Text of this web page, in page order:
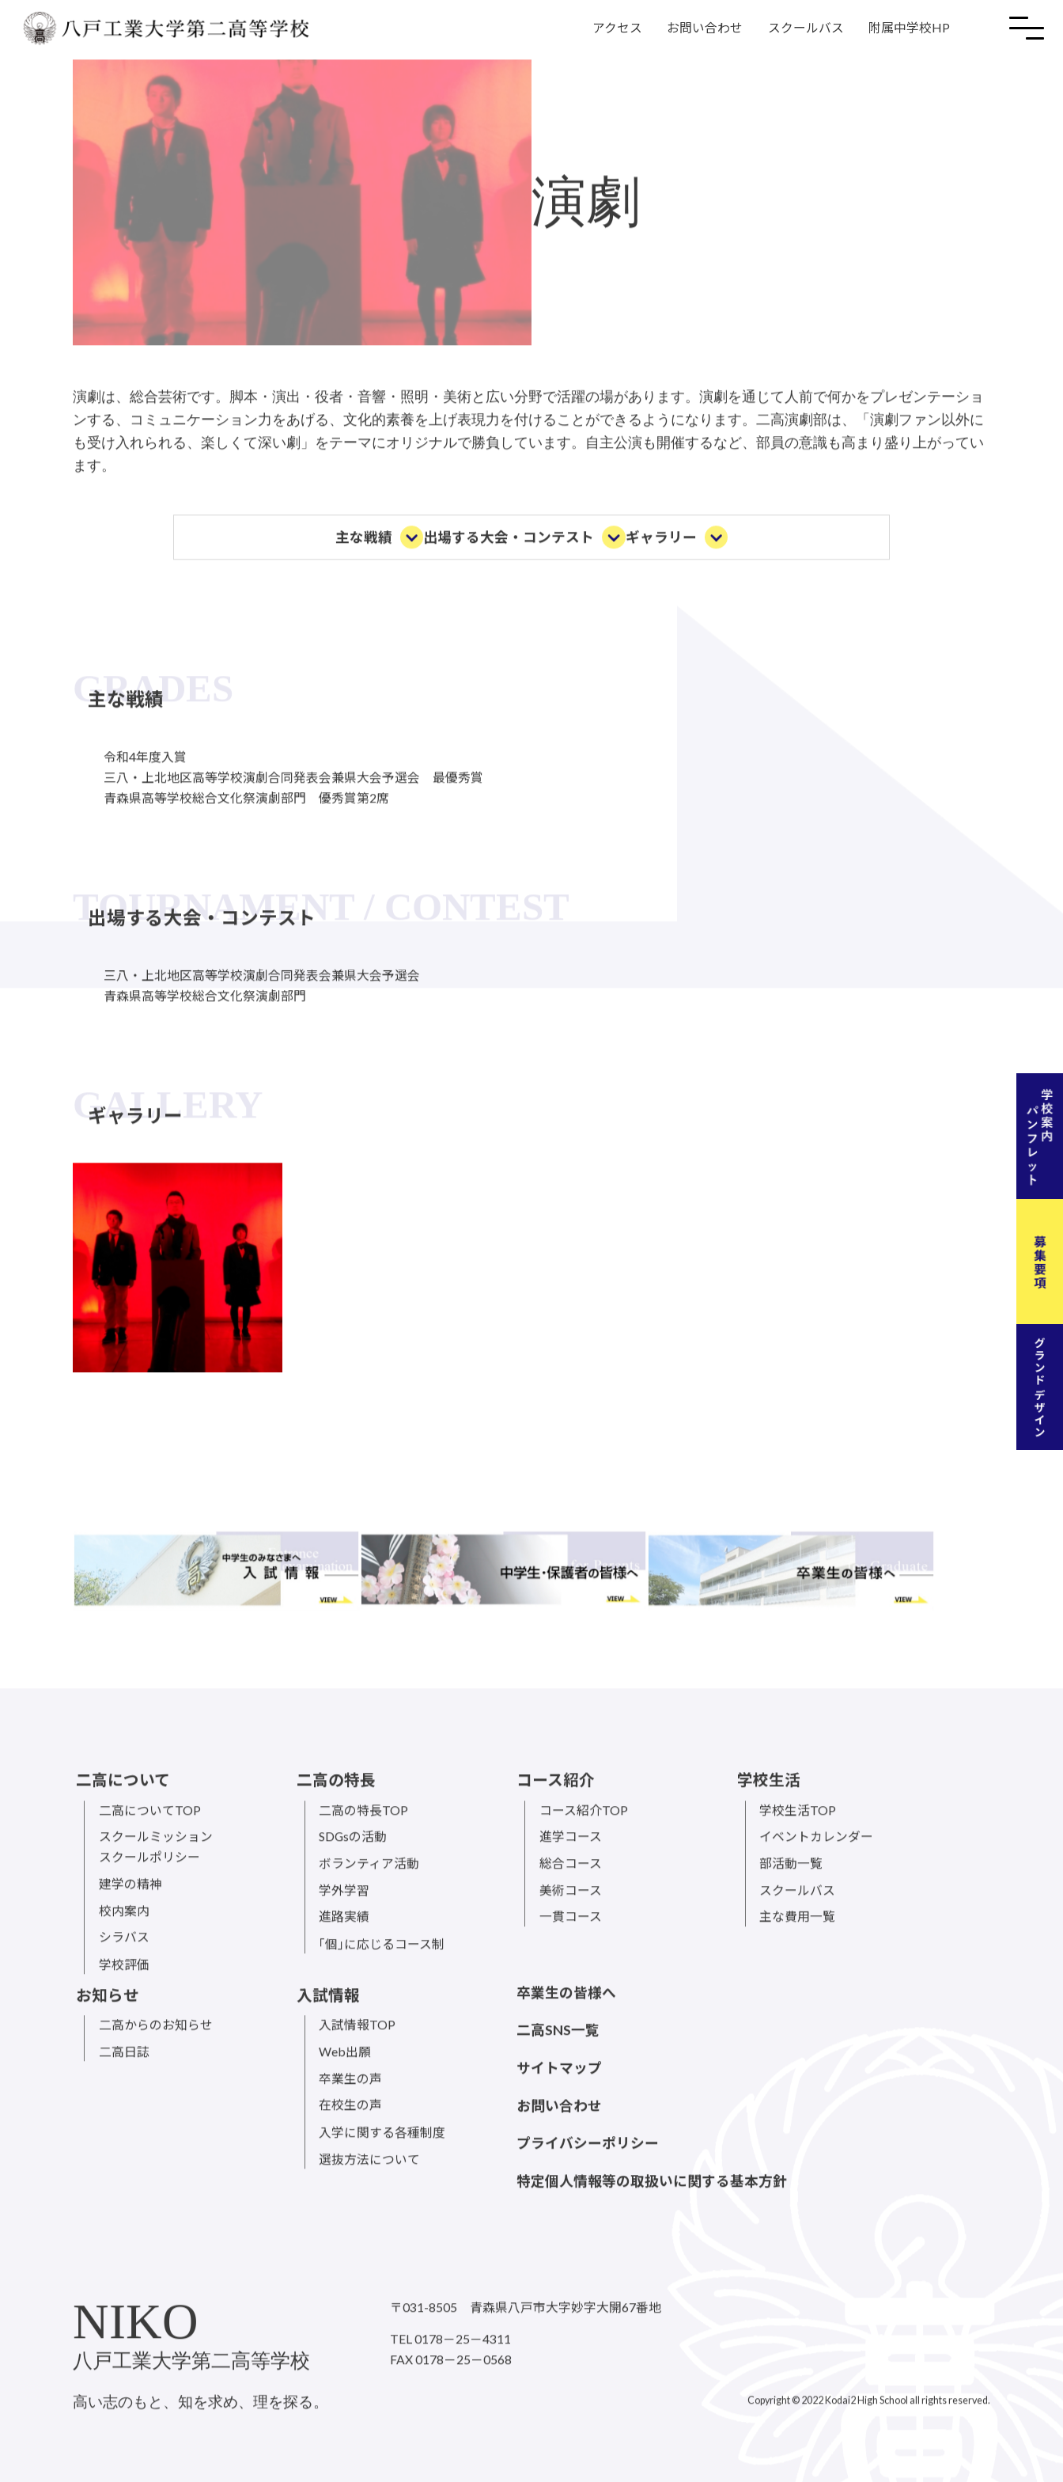
アクセス お問い合わせ スクールバス 附属中学校HP
演劇
演劇は、総合芸術です。脚本・演出・役者・音響・照明・美術と広い分野で活躍の場があります。演劇を通じて人前で何かをプレゼンテーショ
ンする、コミュニケーション力をあげる、文化的素養を上げ表現力を付けることができるようになります。二高演劇部は、「演劇ファン以外に
も受け入れられる、楽しくて深い劇」をテーマにオリジナルで勝負しています。自主公演も開催するなど、部員の意識も高まり盛り上がってい
主な戦績 出場する大会・コンテスト ギャラリー
GRADES
令和4年度入賞
三八・上北地区高等学校演劇合同発表会兼県大会予選会 最優秀賞
TOURNAMENT / CONTEST
三八・上北地区高等学校演劇合同発表会兼県大会予選会
GALLERY
二高について
二高についてTOP
スクールミッション
スクールポリシー
建学の精神
校内案内
シラバス
学校評価
二高の特長
二高の特長TOP
SDGsの活動
ボランティア活動
学外学習
進路実績
コース紹介
コース紹介TOP
進学コース
総合コース
美術コース
学校生活
学校生活TOP
イベントカレンダー
部活動一覧
スクールバス
お知らせ
二高からのお知らせ
入試情報
入試情報TOP
Web出願
卒業生の声
在校生の声
入学に関する各種制度
NIKO 〒031-8505 青森県八戸市大字妙字大開67番地
TEL 0178－25－4311